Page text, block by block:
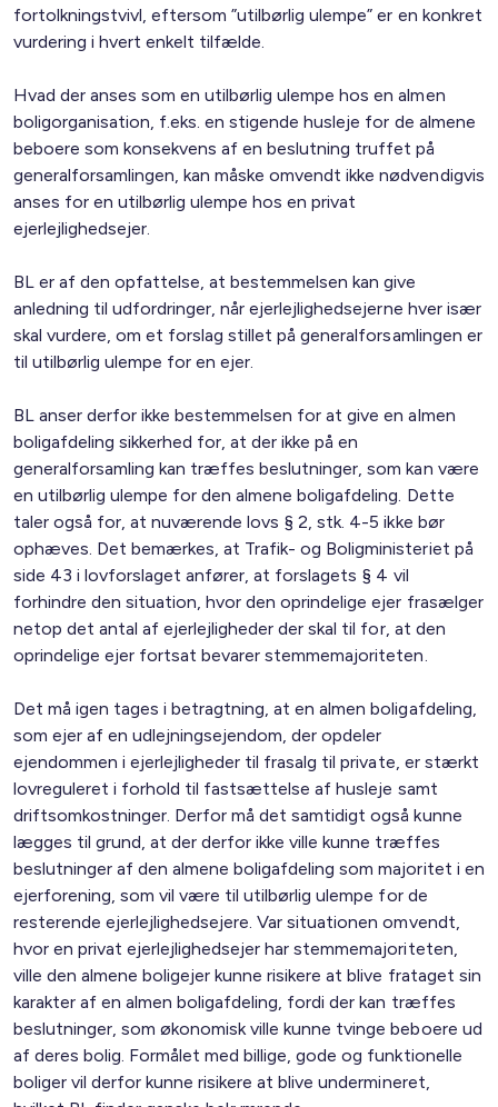
fortolkningstvivl, eftersom ”utilbørlig ulempe” er en konkret
vurdering i hvert enkelt tilfælde.
Hvad der anses som en utilbørlig ulempe hos en almen
boligorganisation, f.eks. en stigende husleje for de almene
beboere som konsekvens af en beslutning truffet på
generalforsamlingen, kan måske omvendt ikke nødvendigvis
anses for en utilbørlig ulempe hos en privat
ejerlejlighedsejer.
BL er af den opfattelse, at bestemmelsen kan give
anledning til udfordringer, når ejerlejlighedsejerne hver især
skal vurdere, om et forslag stillet på generalforsamlingen er
til utilbørlig ulempe for en ejer.
BL anser derfor ikke bestemmelsen for at give en almen
boligafdeling sikkerhed for, at der ikke på en
generalforsamling kan træffes beslutninger, som kan være
en utilbørlig ulempe for den almene boligafdeling. Dette
taler også for, at nuværende lovs § 2, stk. 4-5 ikke bør
ophæves. Det bemærkes, at Trafik- og Boligministeriet på
side 43 i lovforslaget anfører, at forslagets § 4 vil
forhindre den situation, hvor den oprindelige ejer frasælger
netop det antal af ejerlejligheder der skal til for, at den
oprindelige ejer fortsat bevarer stemmemajoriteten.
Det må igen tages i betragtning, at en almen boligafdeling,
som ejer af en udlejningsejendom, der opdeler
ejendommen i ejerlejligheder til frasalg til private, er stærkt
lovreguleret i forhold til fastsættelse af husleje samt
driftsomkostninger. Derfor må det samtidigt også kunne
lægges til grund, at der derfor ikke ville kunne træffes
beslutninger af den almene boligafdeling som majoritet i en
ejerforening, som vil være til utilbørlig ulempe for de
resterende ejerlejlighedsejere. Var situationen omvendt,
hvor en privat ejerlejlighedsejer har stemmemajoriteten,
ville den almene boligejer kunne risikere at blive frataget sin
karakter af en almen boligafdeling, fordi der kan træffes
beslutninger, som økonomisk ville kunne tvinge beboere ud
af deres bolig. Formålet med billige, gode og funktionelle
boliger vil derfor kunne risikere at blive undermineret,